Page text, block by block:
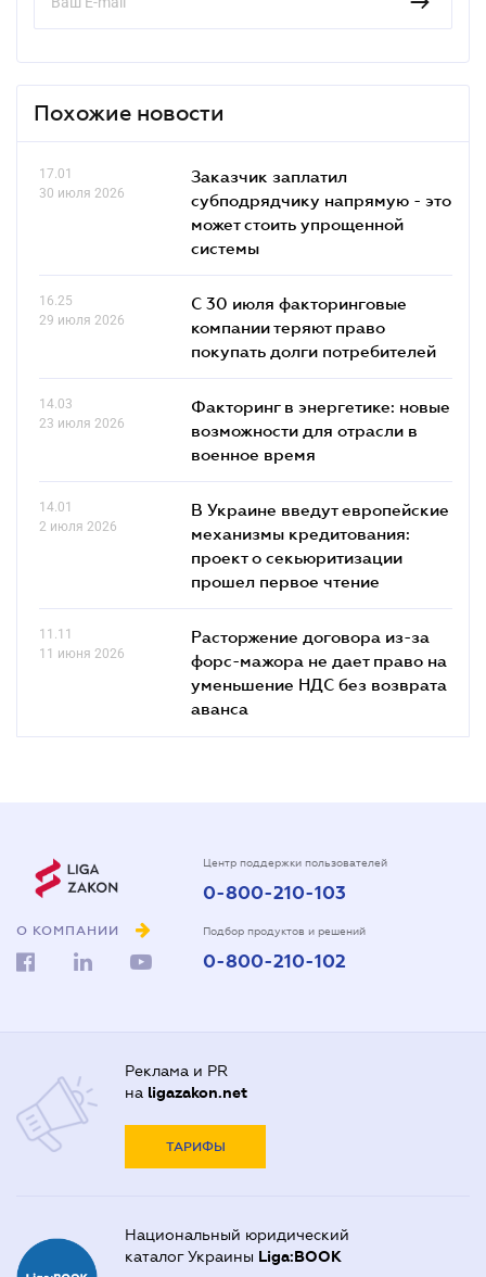
Похожие новости
17.01
30 июля 2026
Заказчик заплатил
субподрядчику напрямую - это
может стоить упрощенной
системы
16.25
29 июля 2026
С 30 июля факторинговые
компании теряют право
покупать долги потребителей
14.03
23 июля 2026
Факторинг в энергетике: новые
возможности для отрасли в
военное время
14.01
2 июля 2026
В Украине введут европейские
механизмы кредитования:
проект о секьюритизации
прошел первое чтение
11.11
11 июня 2026
Расторжение договора из-за
форс-мажора не дает право на
уменьшение НДС без возврата
аванса
О КОМПАНИИ
Центр поддержки пользователей
0-800-210-103
Подбор продуктов и решений
0-800-210-102
Реклама и PR
на ligazakon.net
ТАРИФЫ
Национальный юридический
каталог Украины Liga:BOOK